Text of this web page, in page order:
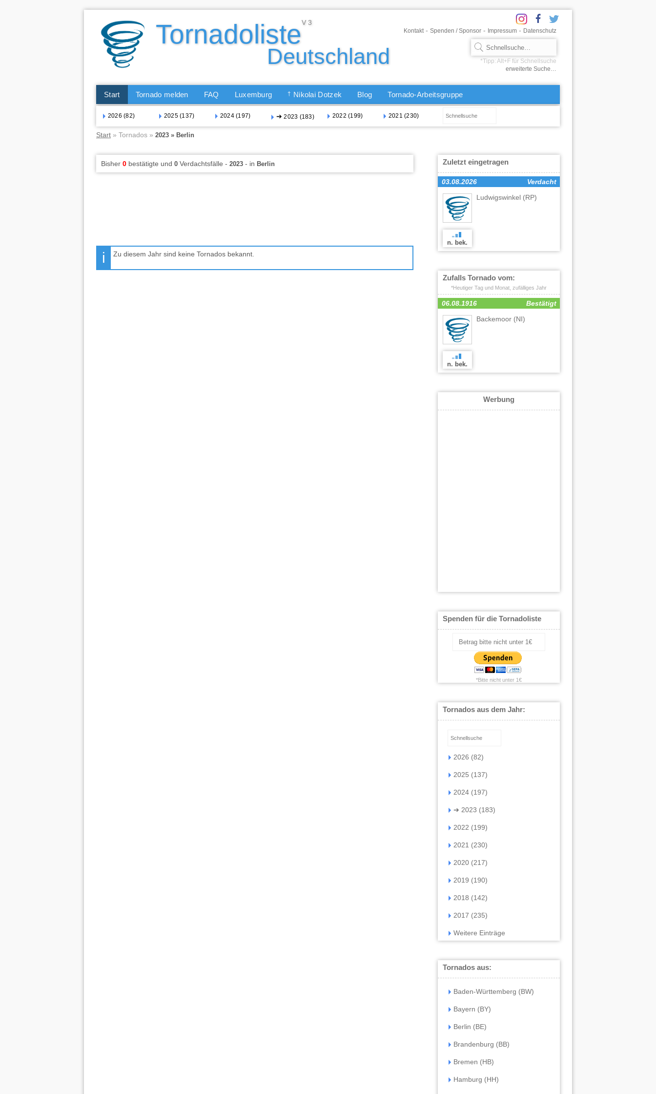
Kontakt - Spenden / Sponsor - Impressum - Datenschutz
erweiterte Suche…
Start Tornado melden FAQ Luxemburg † Nikolai Dotzek Blog Tornado-Arbeitsgruppe
2026 (82) 2025 (137) 2024 (197) ➔ 2023 (183) 2022 (199) 2021 (230)
Start » Tornados » 2023 » Berlin
Bisher 0 bestätigte und 0 Verdachtsfälle - 2023 - in Berlin
Zu diesem Jahr sind keine Tornados bekannt.
Zuletzt eingetragen
03.08.2026
Verdacht
Ludwigswinkel (RP)
n. bek.
Zufalls Tornado vom:
*Heutiger Tag und Monat, zufälliges Jahr
06.08.1916
Bestätigt
Backemoor (NI)
n. bek.
Werbung
Spenden für die Tornadoliste
*Bitte nicht unter 1€
Tornados aus dem Jahr:
2026 (82)
2025 (137)
2024 (197)
➔ 2023 (183)
2022 (199)
2021 (230)
2020 (217)
2019 (190)
2018 (142)
2017 (235)
Weitere Einträge
Tornados aus:
Baden-Württemberg (BW)
Bayern (BY)
Berlin (BE)
Brandenburg (BB)
Bremen (HB)
Hamburg (HH)